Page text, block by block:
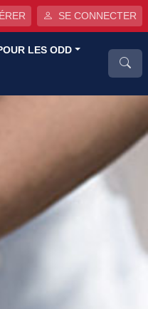
SE CONNECTER
LES ODD